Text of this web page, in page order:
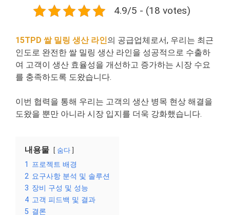
4.9/5 - (18 votes)
15TPD 쌀 밀링 생산 라인의 공급업체로서, 우리는 최근
인도로 완전한 쌀 밀링 생산 라인을 성공적으로 수출하
여 고객이 생산 효율성을 개선하고 증가하는 시장 수요
를 충족하도록 도왔습니다.
이번 협력을 통해 우리는 고객의 생산 병목 현상 해결을
도왔을 뿐만 아니라 시장 입지를 더욱 강화했습니다.
내용물 숨다
1 프로젝트 배경
2 요구사항 분석 및 솔루션
3 장비 구성 및 성능
4 고객 피드백 및 결과
5 결론